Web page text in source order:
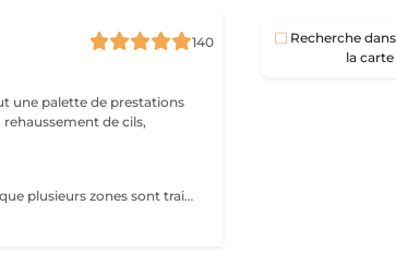
140
une palette de prestations
rehaussement de cils,
Les tarifs sont pour une séance. Lorsque plusieurs zones sont traitée, profitez de -15% dès 2 zones et -20% dès 3 zones. Lors de plusieurs séances nous faisons un rabais supplémentaire de 5%.
Recherche
la carte